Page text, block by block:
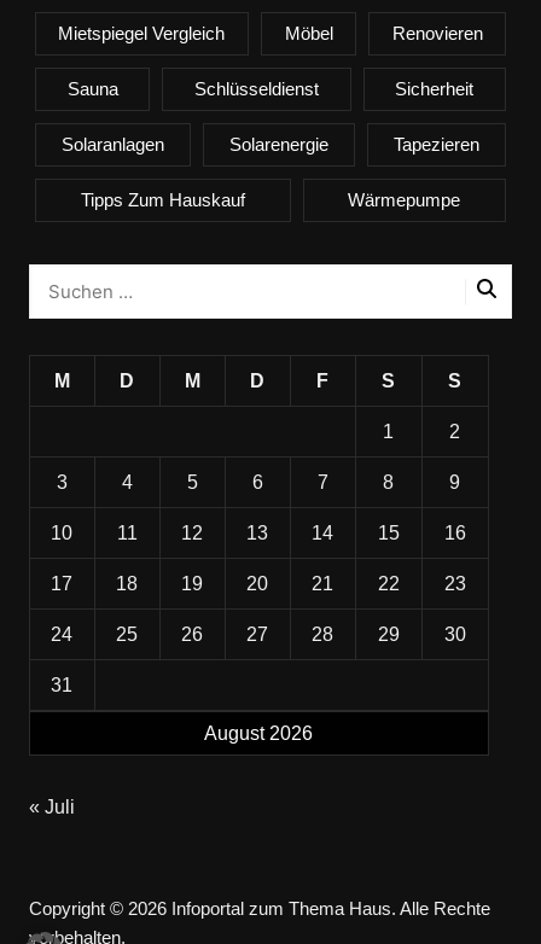
Mietspiegel Vergleich Möbel Renovieren
Sauna Schlüsseldienst Sicherheit
Solaranlagen Solarenergie Tapezieren
Tipps Zum Hauskauf Wärmepumpe
August 2026
M D M D F S S
1 2
3 4 5 6 7 8 9
10 11 12 13 14 15 16
17 18 19 20 21 22 23
24 25 26 27 28 29 30
31
« Juli
Copyright © 2026 Infoportal zum Thema Haus. Alle Rechte
vorbehalten.